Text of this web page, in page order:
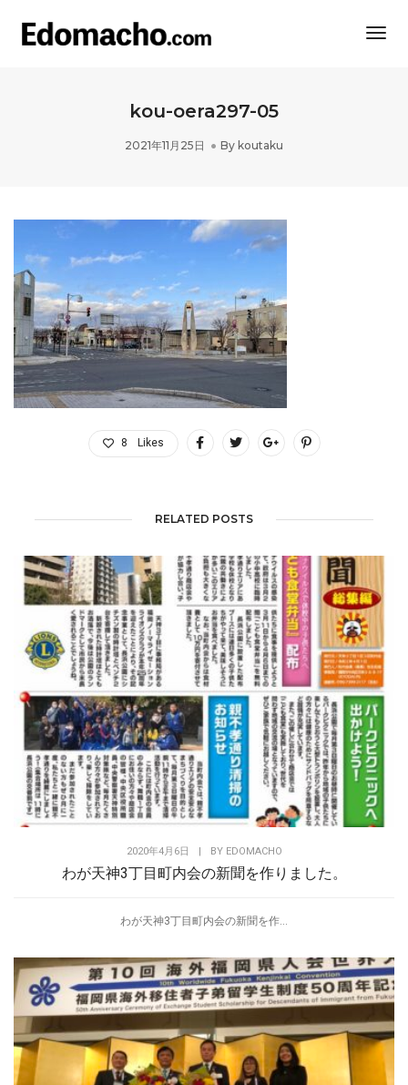
kou-oera297-05
2021年11月25日 By koutaku
8 Likes
RELATED POSTS
2020年4月6日 BY EDOMACHO
わが天神3丁目町内会の新聞を作りました。
わが天神3丁目町内会の新聞を作...